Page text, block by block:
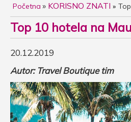
Početna » KORISNO ZNATI
Top 10 hotela na
20.12.2019
Autor: Travel Boutique tim